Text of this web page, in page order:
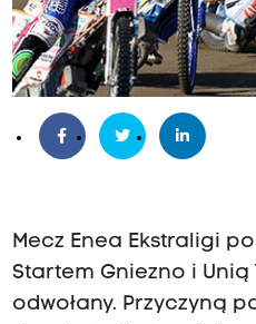
Mecz Enea Ekstraligi
Startem Gniezno i Unią
odwołany. Przyczyną